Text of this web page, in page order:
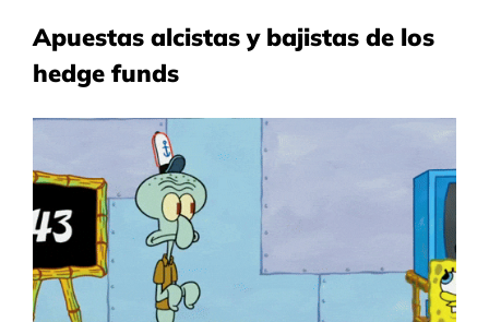
Apuestas alcistas y bajistas de los
hedge funds